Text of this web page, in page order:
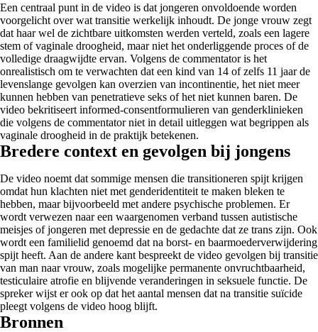
Een centraal punt in de video is dat jongeren onvoldoende worden
voorgelicht over wat transitie werkelijk inhoudt. De jonge vrouw zegt
dat haar wel de zichtbare uitkomsten werden verteld, zoals een lagere
stem of vaginale droogheid, maar niet het onderliggende proces of de
volledige draagwijdte ervan. Volgens de commentator is het
onrealistisch om te verwachten dat een kind van 14 of zelfs 11 jaar de
levenslange gevolgen kan overzien van incontinentie, het niet meer
kunnen hebben van penetratieve seks of het niet kunnen baren. De
video bekritiseert informed-consentformulieren van genderklinieken
die volgens de commentator niet in detail uitleggen wat begrippen als
vaginale droogheid in de praktijk betekenen.
Bredere context en gevolgen bij jongens
De video noemt dat sommige mensen die transitioneren spijt krijgen
omdat hun klachten niet met genderidentiteit te maken bleken te
hebben, maar bijvoorbeeld met andere psychische problemen. Er
wordt verwezen naar een waargenomen verband tussen autistische
meisjes of jongeren met depressie en de gedachte dat ze trans zijn. Ook
wordt een familielid genoemd dat na borst- en baarmoederverwijdering
spijt heeft. Aan de andere kant bespreekt de video gevolgen bij transitie
van man naar vrouw, zoals mogelijke permanente onvruchtbaarheid,
testiculaire atrofie en blijvende veranderingen in seksuele functie. De
spreker wijst er ook op dat het aantal mensen dat na transitie suïcide
pleegt volgens de video hoog blijft.
Bronnen